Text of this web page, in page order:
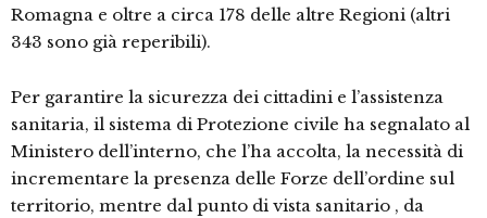
Romagna e oltre a circa 178 delle altre Regioni (altri
343 sono già reperibili).
Per garantire la sicurezza dei cittadini e l’assistenza
sanitaria, il sistema di Protezione civile ha segnalato al
Ministero dell’interno, che l’ha accolta, la necessità di
incrementare la presenza delle Forze dell’ordine sul
territorio, mentre dal punto di vista sanitario , da